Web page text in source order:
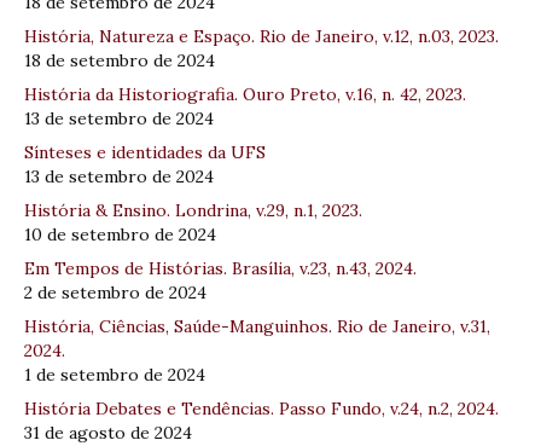
História, Natureza e Espaço. Rio de Janeiro, v.12, n.03, 2023.
18 de setembro de 2024
História da Historiografia. Ouro Preto, v.16, n. 42, 2023.
13 de setembro de 2024
Sínteses e identidades da UFS
13 de setembro de 2024
História & Ensino. Londrina, v.29, n.1, 2023.
10 de setembro de 2024
Em Tempos de Histórias. Brasília, v.23, n.43, 2024.
2 de setembro de 2024
História, Ciências, Saúde-Manguinhos. Rio de Janeiro, v.31,
2024.
1 de setembro de 2024
História Debates e Tendências. Passo Fundo, v.24, n.2, 2024.
31 de agosto de 2024